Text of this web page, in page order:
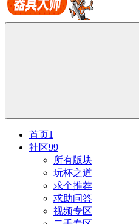
首页1
社区99
所有版块
玩杯之道
求个推荐
求助问答
视频专区